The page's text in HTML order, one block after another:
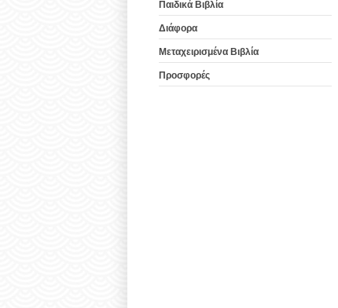
Παιδικά Βιβλία
Διάφορα
Μεταχειρισμένα Βιβλία
Προσφορές